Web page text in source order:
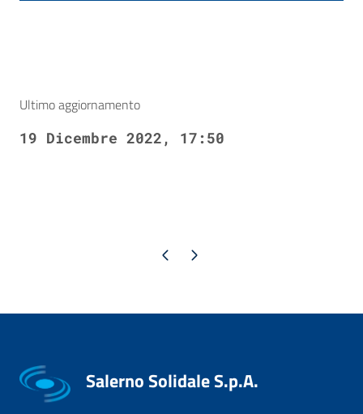
Ultimo aggiornamento
19 Dicembre 2022, 17:50
Pagina precedente
Pagina successiva
Salerno Solidale S.p.A.